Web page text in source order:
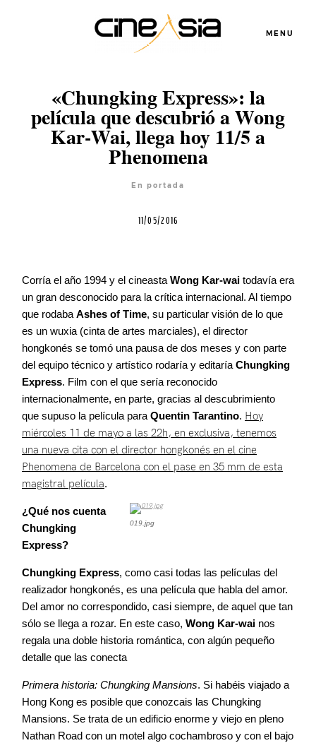
MENU
«Chungking Express»: la
película que descubrió a Wong
Kar-Wai, llega hoy 11/5 a
Phenomena
En portada
11/05/2016
Corría el año 1994 y el cineasta Wong Kar-wai todavía era
un gran desconocido para la crítica internacional. Al tiempo
que rodaba Ashes of Time, su particular visión de lo que
es un wuxia (cinta de artes marciales), el director
hongkonés se tomó una pausa de dos meses y con parte
del equipo técnico y artístico rodaría y editaría Chungking
Express. Film con el que sería reconocido
internacionalmente, en parte, gracias al descubrimiento
que supuso la película para Quentin Tarantino. Hoy
miércoles 11 de mayo a las 22h, en exclusiva, tenemos
una nueva cita con el director hongkonés en el cine
Phenomena de Barcelona con el pase en 35 mm de esta
magistral película.
019.jpg
¿Qué nos cuenta
Chungking
Express?
Chungking Express, como casi todas las películas del
realizador hongkonés, es una película que habla del amor.
Del amor no correspondido, casi siempre, de aquel que tan
sólo se llega a rozar. En este caso, Wong Kar-wai nos
regala una doble historia romántica, con algún pequeño
detalle que las conecta
Primera historia: Chungking Mansions. Si habéis viajado a
Hong Kong es posible que conozcais las Chungking
Mansions. Se trata de un edificio enorme y viejo en pleno
Nathan Road con un motel algo cochambroso y con el bajo
Servicios
Blog
Contacto
©2026 COPYRIGHT FLOTHEMES